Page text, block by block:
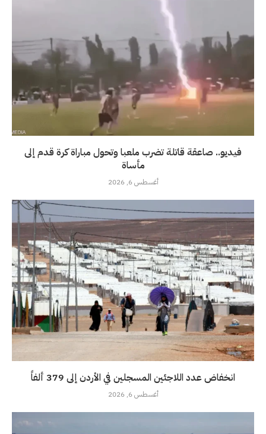
فيديو.. صاعقة قاتلة تضرب ملعبا وتحول مباراة كرة قدم إلى
مأساة
أغسطس 6, 2026
انخفاض عدد اللاجئين المسجلين في الأردن إلى 379 ألفاً
أغسطس 6, 2026